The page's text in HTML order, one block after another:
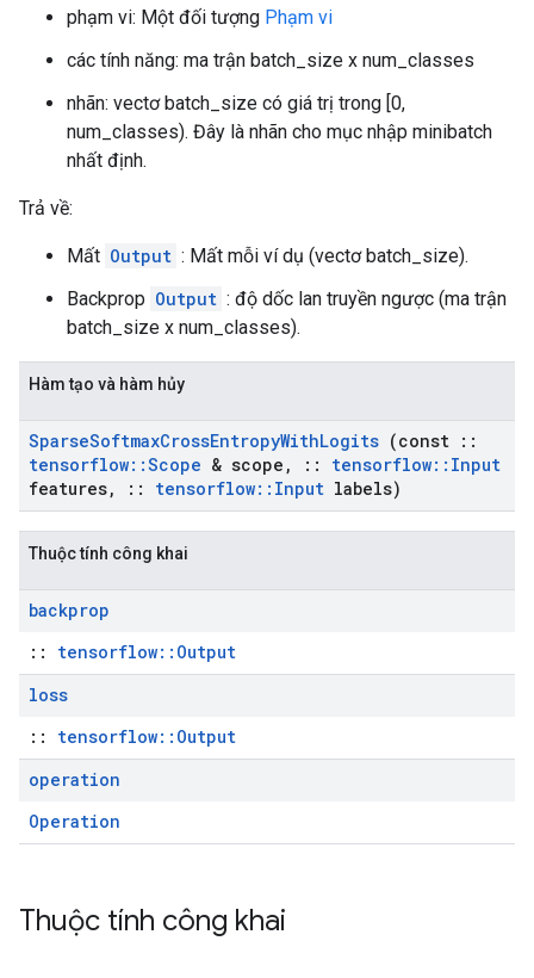
phạm vi: Một đối tượng Phạm vi
các tính năng: ma trận batch_size x num_classes
nhãn: vectơ batch_size có giá trị trong [0,
num_classes). Đây là nhãn cho mục nhập minibatch
nhất định.
Trả về:
Mất Output : Mất mỗi ví dụ (vectơ batch_size).
Backprop Output : độ dốc lan truyền ngược (ma trận
batch_size x num_classes).
Hàm tạo và hàm hủy
SparseSoftmaxCrossEntropyWithLogits (const ::
tensorflow::Scope & scope , :: tensorflow:: Input
features, :: tensorflow:: Input labels)
Thuộc tính công khai
backprop
:: tensorflow::Output
loss
:: tensorflow::Output
operation
Operation
Thuộc tính công khai